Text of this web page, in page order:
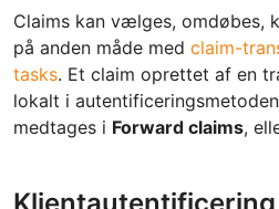
Claims kan vælges, omdøbes,
på anden måde med claim-
tasks. Et claim oprettet af en
lokalt i
medtages i Forward claims,